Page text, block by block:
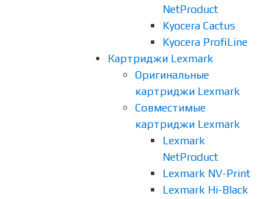
NetProduct
Kyocera Cactus
Kyocera ProfiLine
Картриджи Lexmark
Оригинальные
картриджи Lexmark
Совместимые
картриджи Lexmark
Lexmark
NetProduct
Lexmark NV-Print
Lexmark Hi-Black